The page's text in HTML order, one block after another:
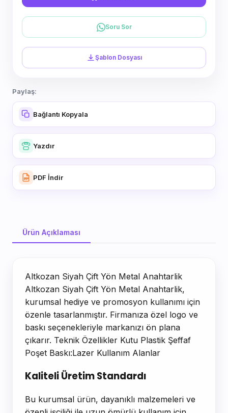
Soru Sor
Şablon Dosyası
Paylaş:
Bağlantı Kopyala
Yazdır
PDF İndir
Ürün Açıklaması
Altkozan Siyah Çift Yön Metal Anahtarlik
Altkozan Siyah Çift Yön Metal Anahtarlik,
kurumsal hediye ve promosyon kullanımı için
özenle tasarlanmıştır. Firmanıza özel logo ve
baskı seçenekleriyle markanızı ön plana
çıkarır. Teknik Özellikler Kutu Plastik Şeffaf
Poşet Baskı:Lazer Kullanım Alanlar
Kaliteli Üretim Standardı
Bu kurumsal ürün, dayanıklı malzemeleri ve